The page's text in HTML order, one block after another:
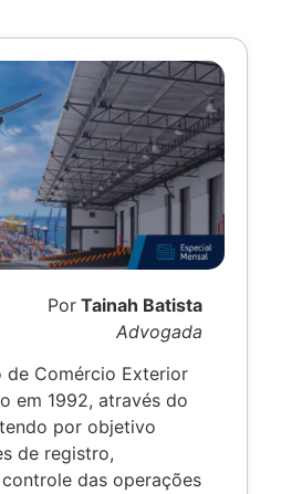
Por Tainah Batista
Advogada
de Comércio Exterior
em 1992, através do
por objetivo
de registro,
das operações